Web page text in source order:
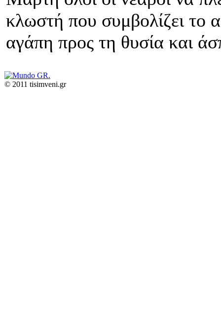
κλωστή που συμβολίζει το
αγάπη προς τη θυσία και
© 2011 tisimveni.gr